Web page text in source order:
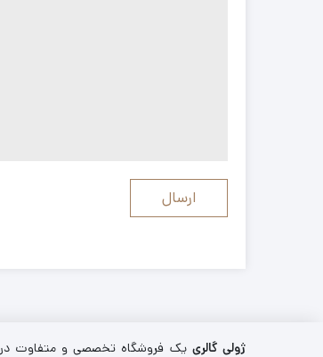
ژولی گالری یک فروشگاه تخصصی و متفاوت در